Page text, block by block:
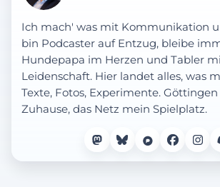
Ich mach' was mit Kommunikation
bin Podcaster auf Entzug, bleibe
Hundepapa im Herzen und Tabler
Leidenschaft. Hier landet alles, was
Texte, Fotos, Experimente.
Zuhause, das Netz mein Spielplatz.